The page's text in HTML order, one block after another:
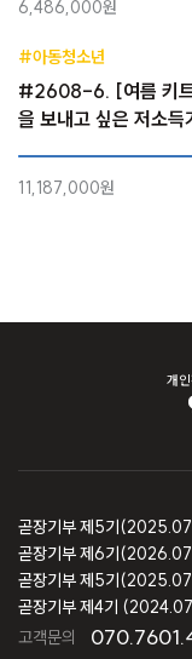
6,486,000원
#아동청소년
#2608-6. [여름 키트]
을 보내고 싶은 저소
11,187,000원
개
고객문의